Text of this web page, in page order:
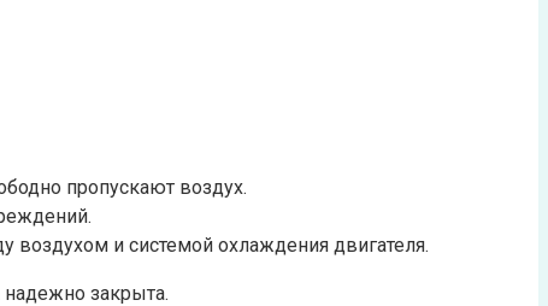
пропускают воздух.
воздухом и системой охлаждения двигателя.
надежно закрыта.